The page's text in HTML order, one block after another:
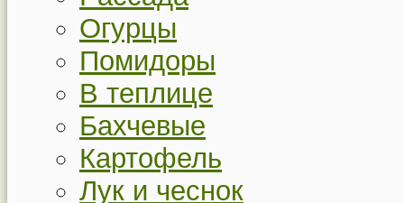
Огурцы
Помидоры
В теплице
Бахчевые
Картофель
Лук и чеснок